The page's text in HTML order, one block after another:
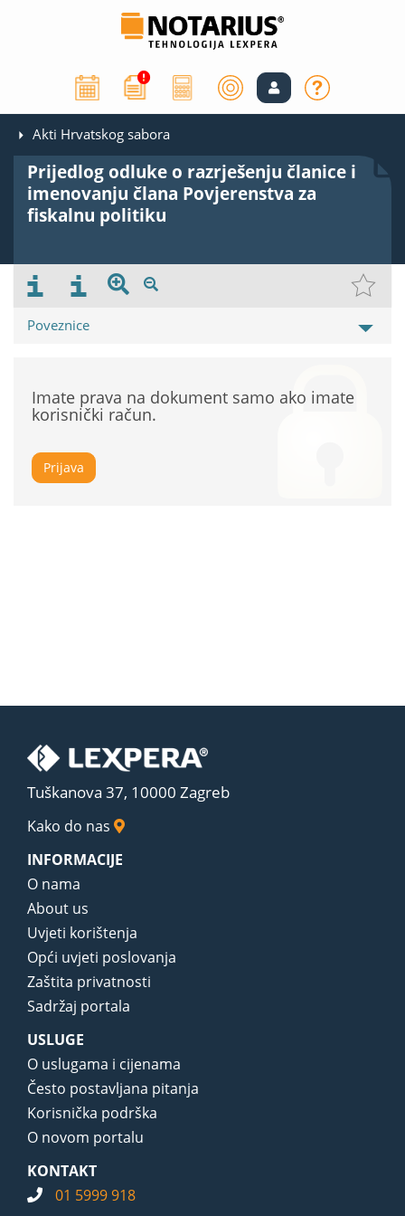
Akti Hrvatskog sabora
Prijedlog odluke o razrješenju članice i
imenovanju člana Povjerenstva za
fiskalnu politiku
Poveznice
Imate prava na dokument samo ako imate
korisnički račun.
Prijava
Tuškanova 37, 10000 Zagreb
Kako do nas
INFORMACIJE
O nama
About us
Uvjeti korištenja
Opći uvjeti poslovanja
Zaštita privatnosti
Sadržaj portala
USLUGE
O uslugama i cijenama
Često postavljana pitanja
Korisnička podrška
O novom portalu
KONTAKT
01 5999 918